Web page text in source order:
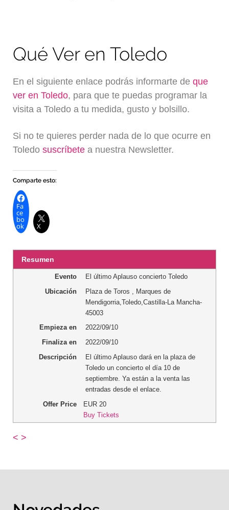
Qué Ver en Toledo
En el siguiente enlace podrás informarte deque
ver en Toledo, para que te puedas programar la
visita a Toledo a tu medida, gusto y bolsillo.
Si no te quieres perder nada de lo que ocurre en
Toledosuscríbete a nuestra Newsletter.
Comparte esto:
Fa
ce
bo
ok X
Resumen
Evento
El último Aplauso concierto Toledo
Ubicación
Plaza de Toros
Marques de
Mendigorria ,Toledo ,Castilla-La Mancha-
45003
Empieza en
2022/09/10
Finaliza en
2022/09/10
Descripción
El último Aplauso dará en la plaza de
Toledo un concierto el día 10 de
septiembre. Ya están a la venta las
entradas desde el enlace.
Offer Price
EUR 20
Buy Tickets
< >